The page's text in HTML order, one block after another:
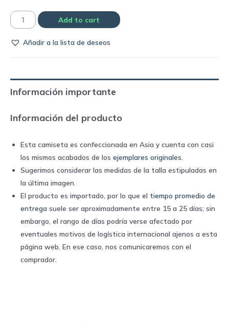
Camiseta
1990
Meyba
quantity
Add to cart
Añadir a la lista de deseos
Información importante
Información del producto
Esta camiseta es confeccionada en Asia y cuenta con casi
los mismos acabados de los ejemplares originales
Sugerimos considerar las medidas de la talla estipuladas en
la última imagen.
El producto es importado, por lo que el tiempo promedio de
entrega suele ser aproximadamente entre 15 a 25 días; sin
embargo, el rango de días podría verse afectado por
eventuales motivos de logística internacional ajenos a esta
página web. En ese caso, nos comunicaremos con el
comprador.